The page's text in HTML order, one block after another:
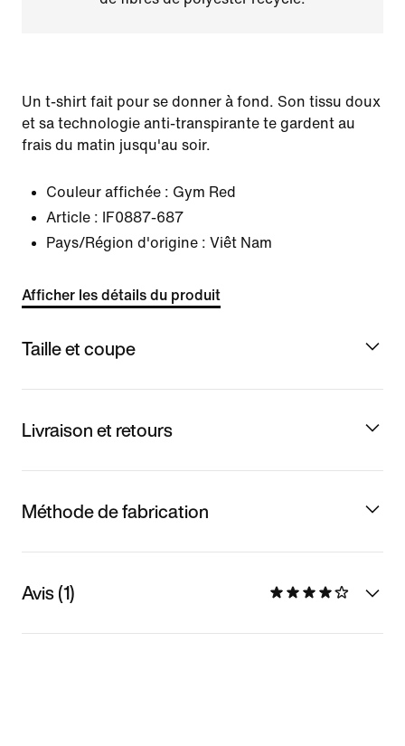
Un t-shirt fait pour se donner à fond. Son tissu doux
et sa technologie anti-transpirante te gardent au
frais du matin jusqu'au soir.
Couleur affichée : Gym Red
Article :
IF0887-687
Pays/Région d'origine : Viêt Nam
Afficher les détails du produit
Taille et coupe
Livraison et retours
Méthode de fabrication
Avis (1)